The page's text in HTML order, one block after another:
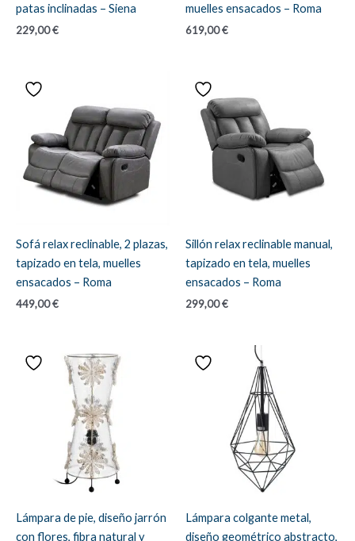
patas inclinadas – Siena
229,00€
muelles ensacados – Roma
619,00€
Sofá relax reclinable, 2 plazas,
tapizado en tela, muelles
ensacados – Roma
449,00€
Sillón relax reclinable manual,
tapizado en tela, muelles
ensacados – Roma
299,00€
Lámpara de pie, diseño jarrón
con flores, fibra natural y
Lámpara colgante metal,
diseño geométrico abstracto,